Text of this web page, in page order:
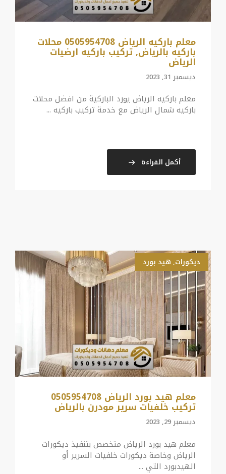
معلم باركيه الرياض 0505954708 محلات
باركيه بالرياض, تركيب باركيه ارضيات
الرياض
ديسمبر 31, 2023
معلم باركيه الرياض يورد الباركية من افضل محلات
باركيه شمال الرياض مع خدمة تركيب باركيه ...
أكمل القراءة
ديكورات, هيد بورد
معلم هيد بورد الرياض 0505954708
تركيب خلفيات سرير مودرن بالرياض
ديسمبر 29, 2023
معلم هيد بورد الرياض متخصص بتنفيذ ديكورات
الرياض وخاصة ديكورات خلفيات السرير أو
الهيدبورد التي ...